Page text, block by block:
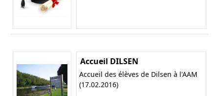
Accueil DILSEN
Accueil des élèves de Dilsen à l'AAM
(17.02.2016)